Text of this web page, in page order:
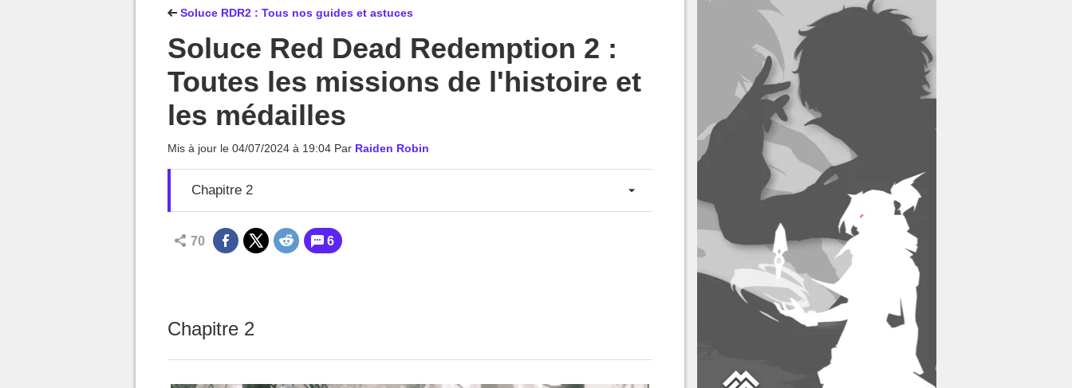
Soluce RDR2 : Tous nos guides et astuces
Soluce Red Dead Redemption 2 :
Toutes les missions de l'histoire et
les médailles
Mis à jour le 04/07/2024 à 19:04 Par Raiden Robin
Chapitre 2
70 6
Chapitre 2